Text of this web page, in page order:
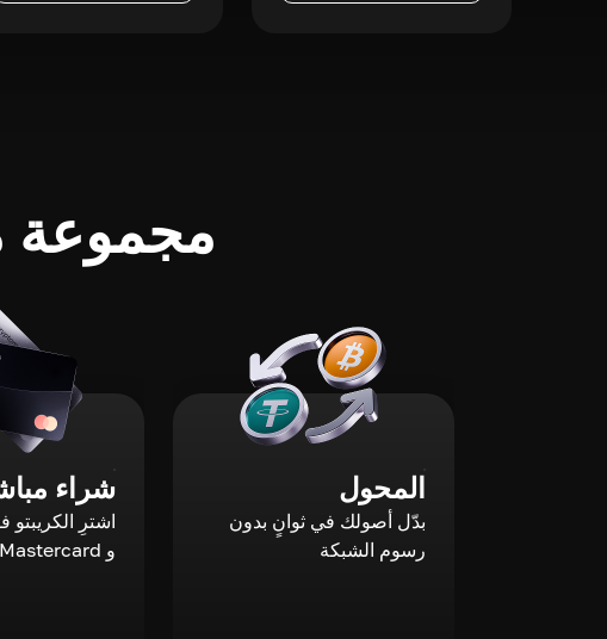
مجموعة
المحول
بدّل أصولك في ثوانٍ بدون
رسوم الشبكة
شراء
و Mastercard